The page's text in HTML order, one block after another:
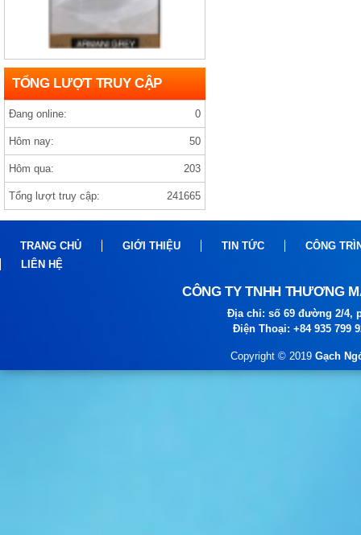
Gạch india D1200×1200 ARMANY GREY
Gạch india 1000×1000 ANVI BIANCO
TỔNG LƯỢT TRUY CẬP
Đang online: 0
Hôm nay: 50
Hôm qua: 203
Tổng lượt truy cập: 241665
TRANG CHỦ GIỚI THIỆU TIN TỨC
CÔNG
LIÊN HỆ
CÔNG TY TNHH THƯƠNG
Địa chỉ: số 69 đường 2/4,
Điện Thoại: +84 935 799
Copyright © 2019 Gạch